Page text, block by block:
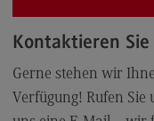
Kontaktieren Sie
Gerne stehen wir
Verfügung! Rufen Sie